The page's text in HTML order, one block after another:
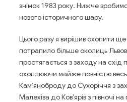
знімок 1983 року. Нижче
нового історичного шару.
Цього разу я вирішив охопити
потрапило більше околиць
простягається з заходу на схід
охоплюючи майже повністю весь
Кам’яноброду до Сухоріччя з
Малехіва до Ков’ярів з півночі на